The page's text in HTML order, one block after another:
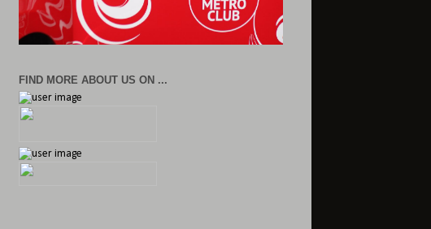
FIND MORE ABOUT US ON ...